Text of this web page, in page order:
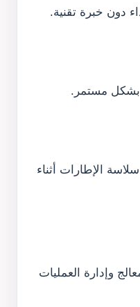
دون خبرة تقنية.
بشكل مستمر.
الإطارات أثناء
وإدارة العمليات